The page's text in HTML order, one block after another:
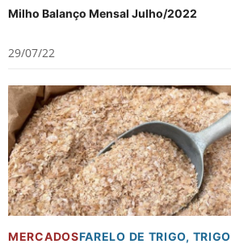
Milho Balanço Mensal Julho/2022
29/07/22
MERCADOSFARELO DE TRIGO, TRIGO